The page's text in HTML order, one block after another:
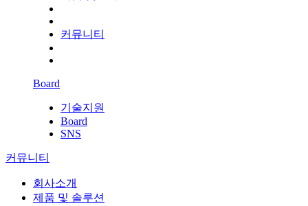
커뮤니티
Board
기술지원
Board
SNS
커뮤니티
회사소개
제품 및 솔루션